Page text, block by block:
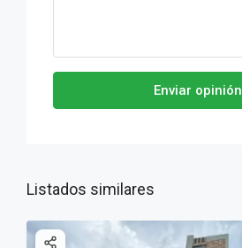
Enviar opinión
Listados similares